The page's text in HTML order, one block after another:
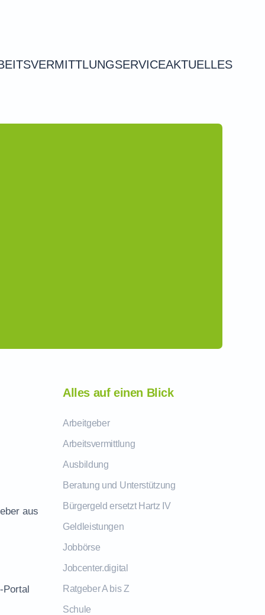
SERVICEAKTUELLES
aus
Portal
Alles auf einen Blick
Arbeitgeber
Arbeitsvermittlung
Ausbildung
Beratung und Unterstützung
Bürgergeld ersetzt Hartz IV
Geldleistungen
Jobbörse
Jobcenter.digital
Ratgeber A bis Z
Schule